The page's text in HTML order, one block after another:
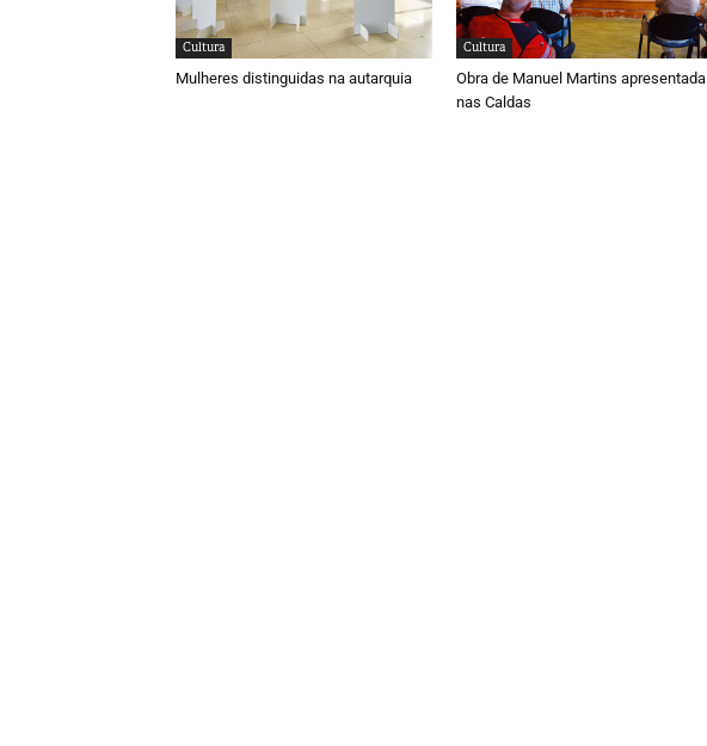
Cultura
Mulheres distinguidas na autarquia
Cultura
Obra de Manuel Martins apresentada
nas Caldas